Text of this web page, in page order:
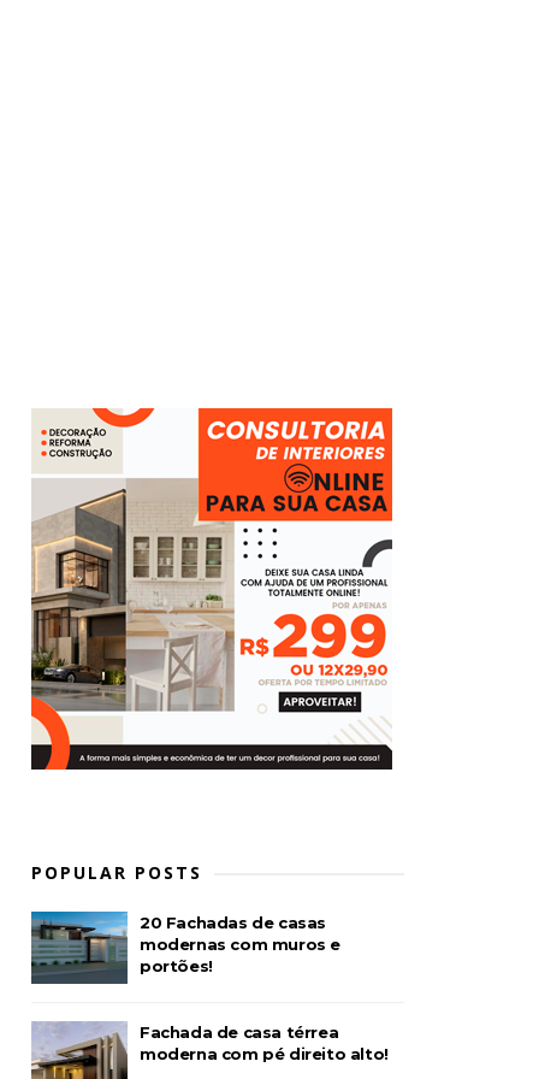
POPULAR POSTS
20 Fachadas de casas
modernas com muros e
portões!
Fachada de casa térrea
moderna com pé direito alto!